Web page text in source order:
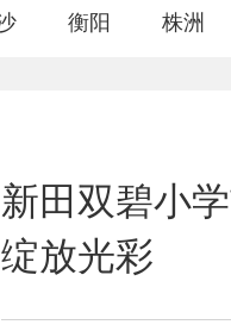
衡阳 株洲
新田双碧小
绽放光彩